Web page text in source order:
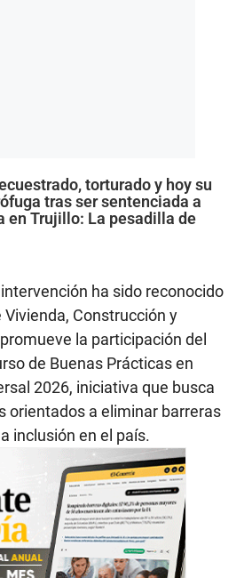
torturado y hoy su
tras ser sentenciada a
en Trujillo: La pesadilla de
ha sido reconocido
Construcción y
la participación del
de Buenas Prácticas en
2026, iniciativa que busca
orientados a eliminar barreras
inclusión en el país.